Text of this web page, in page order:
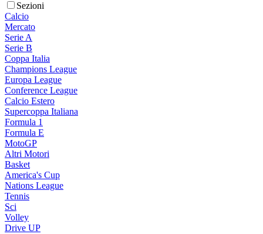
Sezioni
Calcio
Mercato
Serie A
Serie B
Coppa Italia
Champions League
Europa League
Conference League
Calcio Estero
Supercoppa Italiana
Formula 1
Formula E
MotoGP
Altri Motori
Basket
America's Cup
Nations League
Tennis
Sci
Volley
Drive UP